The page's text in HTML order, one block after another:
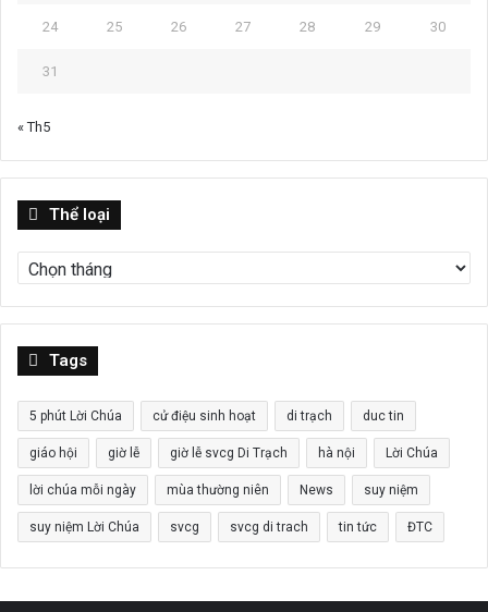
24 25 26 27 28 29 30
31
« Th5
Thể loại
loại
Tags
5 phút Lời Chúa cử điệu sinh hoạt di trạch duc tin
giáo hội giờ lễ giờ lễ svcg Di Trạch hà nội Lời Chúa
lời chúa mỗi ngày mùa thường niên News suy niệm
suy niệm Lời Chúa svcg svcg di trach tin tức ĐTC